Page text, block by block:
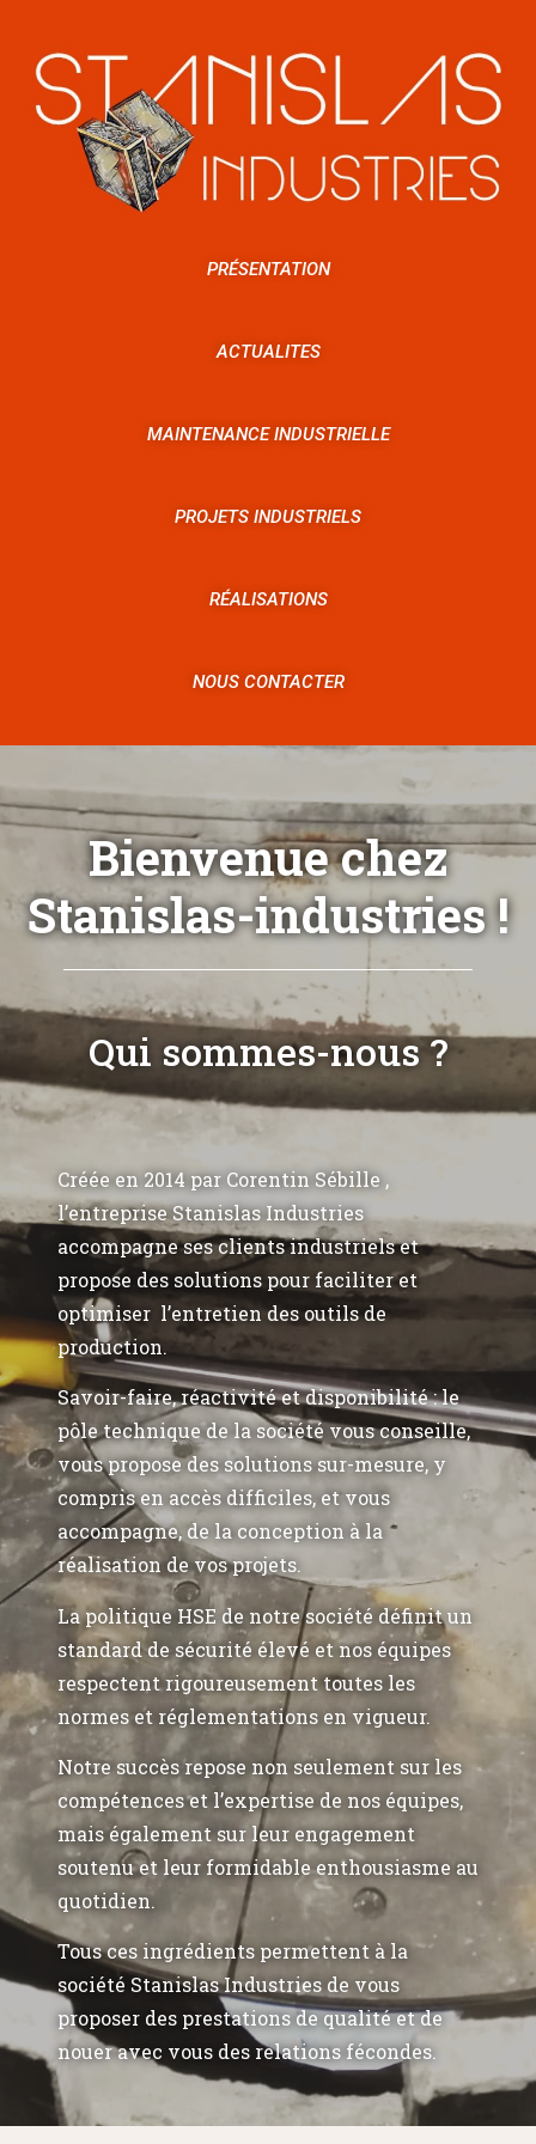
PRÉSENTATION
ACTUALITES
MAINTENANCE INDUSTRIELLE
PROJETS INDUSTRIELS
RÉALISATIONS
NOUS CONTACTER
Bienvenue chez
Stanislas-industries !
Qui sommes-nous ?
Créée en 2014 par Corentin Sébille ,
l’entreprise Stanislas Industries
accompagne ses clients industriels et
propose des solutions pour faciliter et
optimiser l’entretien des outils de
production.
Savoir-faire, réactivité et disponibilité : le
pôle technique de la société vous conseille,
vous propose des solutions sur-mesure, y
compris en accès difficiles, et vous
accompagne, de la conception à la
réalisation de vos projets.
La politique HSE de notre société définit un
standard de sécurité élevé et nos équipes
respectent rigoureusement toutes les
normes et réglementations en vigueur.
Notre succès repose non seulement sur les
compétences et l’expertise de nos équipes,
mais également sur leur engagement
soutenu et leur formidable enthousiasme au
quotidien.
Tous ces ingrédients permettent à la
société Stanislas Industries de vous
proposer des prestations de qualité et de
nouer avec vous des relations fécondes.